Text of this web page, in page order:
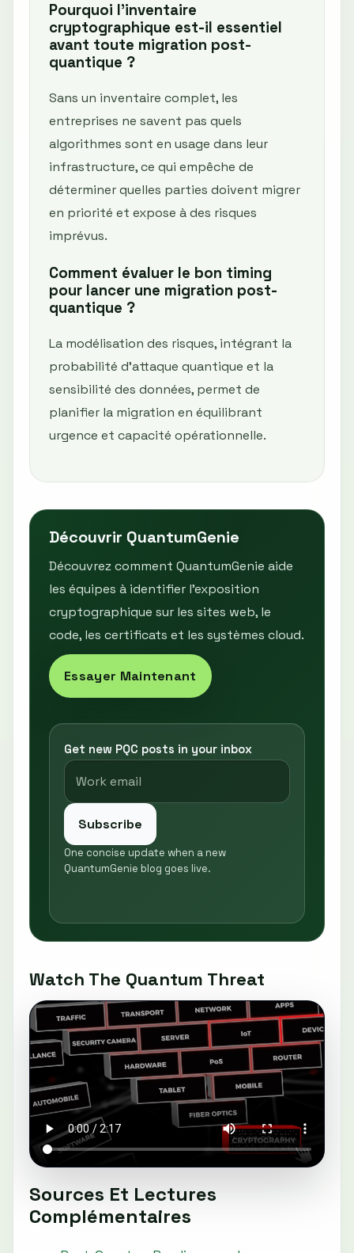
Pourquoi l’inventaire
cryptographique est-il essentiel
avant toute migration post-
quantique ?
Sans un inventaire complet, les
entreprises ne savent pas quels
algorithmes sont en usage dans leur
infrastructure, ce qui empêche de
déterminer quelles parties doivent migrer
en priorité et expose à des risques
imprévus.
Comment évaluer le bon timing
pour lancer une migration post-
quantique ?
La modélisation des risques, intégrant la
probabilité d’attaque quantique et la
sensibilité des données, permet de
planifier la migration en équilibrant
urgence et capacité opérationnelle.
Découvrir QuantumGenie
Découvrez comment QuantumGenie aide
les équipes à identifier l’exposition
cryptographique sur les sites web, le
code, les certificats et les systèmes cloud.
Essayer Maintenant
Get new PQC posts in your inbox
Subscribe
One concise update when a new
QuantumGenie blog goes live.
Watch The Quantum Threat
Sources Et Lectures
Complémentaires